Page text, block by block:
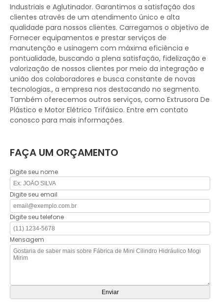
Industriais e Aglutinador. Garantimos a satisfação dos
clientes através de um atendimento único e alta
qualidade para nossos clientes. Carregamos o objetivo de
Fornecer equipamentos e prestar serviços de
manutenção e usinagem com máxima eficiência e
pontualidade, buscando a plena satisfação, fidelização e
valorização de nossos clientes por meio da integração e
união dos colaboradores e busca constante de novas
tecnologias., a empresa nos destacando no segmento.
Também oferecemos outros serviços, como Extrusora De
Plástico e Motor Elétrico Trifásico. Entre em contato
conosco para mais informações.
FAÇA UM ORÇAMENTO
Digite seu nome
Digite seu email
Digite seu telefone
Mensagem